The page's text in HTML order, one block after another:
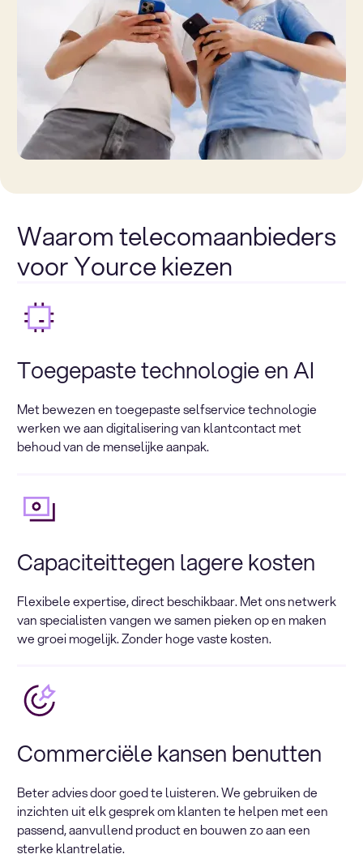
Waarom telecomaanbieders
voor Yource kiezen
Toegepaste technologie en AI
Met bewezen en toegepaste selfservice technologie
werken we aan digitalisering van klantcontact met
behoud van de menselijke aanpak.
Capaciteittegen lagere kosten
Flexibele expertise, direct beschikbaar. Met ons netwerk
van specialisten vangen we samen pieken op en maken
we groei mogelijk. Zonder hoge vaste kosten.
Commerciële kansen benutten
Beter advies door goed te luisteren. We gebruiken de
inzichten uit elk gesprek om klanten te helpen met een
passend, aanvullend product en bouwen zo aan een
sterke klantrelatie.